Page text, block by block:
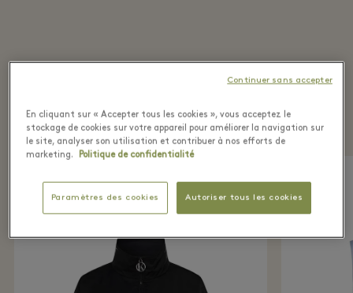
Vu récemment dans les
boutiques
En cliquant sur « Accepter tous les cookies », vous acceptez le
stockage de cookies sur votre appareil pour améliorer la navigation sur
le site, analyser son utilisation et contribuer à nos efforts de
marketing.
Politique de confidentialité
Paramètres des cookies Autoriser tous les cookies
Continuer sans accepter